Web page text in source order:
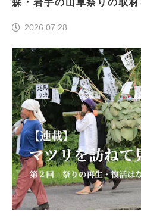
森・岩手の山車祭りの取
2026.07.28